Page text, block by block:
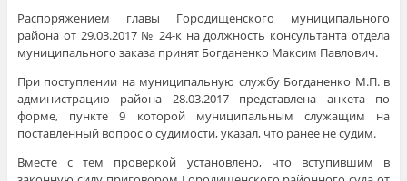
Распоряжением главы Городищенского муниципального
района от 29.03.2017 № 24-к на должность консультанта отдела
муниципального заказа принят Богданенко Максим Павлович.
При поступлении на муниципальную службу Богданенко М.П. в
администрацию района 28.03.2017 представлена анкета по
форме, пункте 9 которой муниципальным служащим на
поставленный вопрос о судимости, указал, что ранее не судим.
Вместе с тем проверкой установлено, что вступившим в